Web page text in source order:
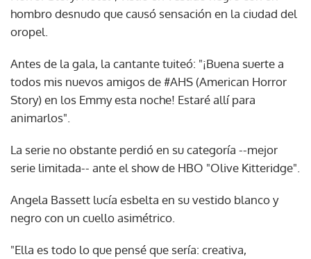
hombro desnudo que causó sensación en la ciudad del
oropel.
Antes de la gala, la cantante tuiteó: "¡Buena suerte a
todos mis nuevos amigos de #AHS (American Horror
Story) en los Emmy esta noche! Estaré allí para
animarlos".
La serie no obstante perdió en su categoría --mejor
serie limitada-- ante el show de HBO "Olive Kitteridge".
Angela Bassett lucía esbelta en su vestido blanco y
negro con un cuello asimétrico.
"Ella es todo lo que pensé que sería: creativa,